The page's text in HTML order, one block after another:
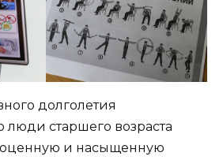
долголетия
люди старшего возраста
и насыщенную